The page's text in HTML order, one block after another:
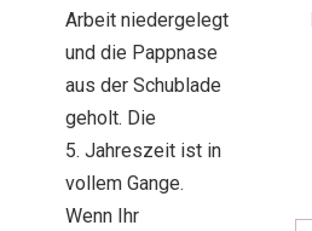
Arbeit niedergelegt
und die Pappnase
aus der Schublade
geholt. Die
5. Jahreszeit ist in
vollem Gange.
Wenn Ihr